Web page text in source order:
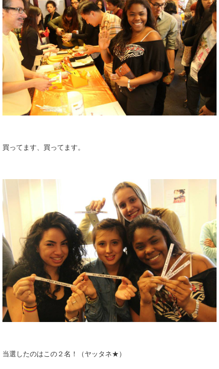
買ってます、買ってます。
当選したのはこの２名！（ヤッタネ★）